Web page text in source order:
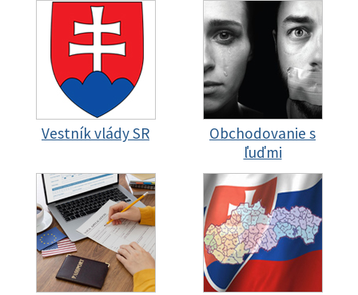
Vestník vlády SR
Obchodovanie s
ľuďmi